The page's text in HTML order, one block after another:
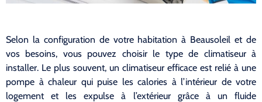
Selon la configuration de votre habitation à Beausoleil et de
vos besoins, vous pouvez choisir le type de climatiseur à
installer. Le plus souvent, un climatiseur efficace est relié à une
pompe à chaleur qui puise les calories à l’intérieur de votre
logement et les expulse à l’extérieur grâce à un fluide